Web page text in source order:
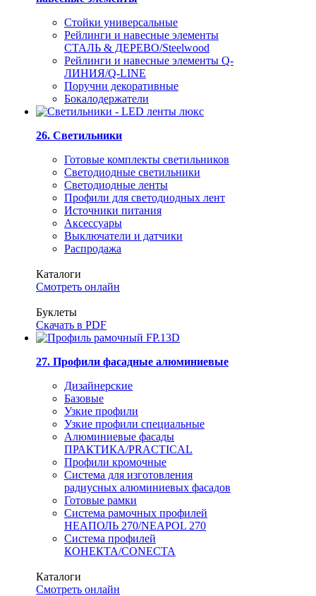
Стойки универсальные
Рейлинги и навесные элементы
СТАЛЬ & ДЕРЕВО/Steelwood
Рейлинги и навесные элементы Q-
ЛИНИЯ/Q-LINE
Поручни декоративные
Бокалодержатели
26. Светильники
Готовые комплекты светильников
Светодиодные светильники
Светодиодные ленты
Профили для светодиодных лент
Источники питания
Аксессуары
Выключатели и датчики
Распродажа
Каталоги
Смотреть онлайн
Буклеты
Скачать в PDF
27. Профили фасадные алюминиевые
Дизайнерские
Базовые
Узкие профили
Узкие профили специальные
Алюминиевые фасады
ПРАКТИКА/PRACTICAL
Профили кромочные
Система для изготовления
радиусных алюминиевых фасадов
Готовые рамки
Система рамочных профилей
НЕАПОЛЬ 270/NEAPOL 270
Система профилей
КОНЕКТА/CONECTA
Каталоги
Смотреть онлайн